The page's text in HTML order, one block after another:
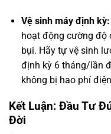
Vệ sinh máy định kỳ:
hoạt động cường độ
bụi. Hãy tự vệ sinh
định kỳ 6 tháng/lần
không bị hao phí
Kết Luận: Đầu Tư
Đời